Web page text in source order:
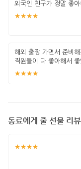
외국인 친구가 정말 좋아
★★★★
해외 출장 가면서 준비해
직원들이 다 좋아해서 좋
다
★★★★
동료에게 줄 선물 리뷰
★★★★